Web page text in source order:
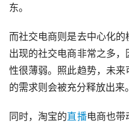
东。
而社交电商则是去中心化
出现的社交电商非常之多
性很薄弱。照此趋势，未
的需求则会被充分释放出来。
同时，淘宝的直播电商也带